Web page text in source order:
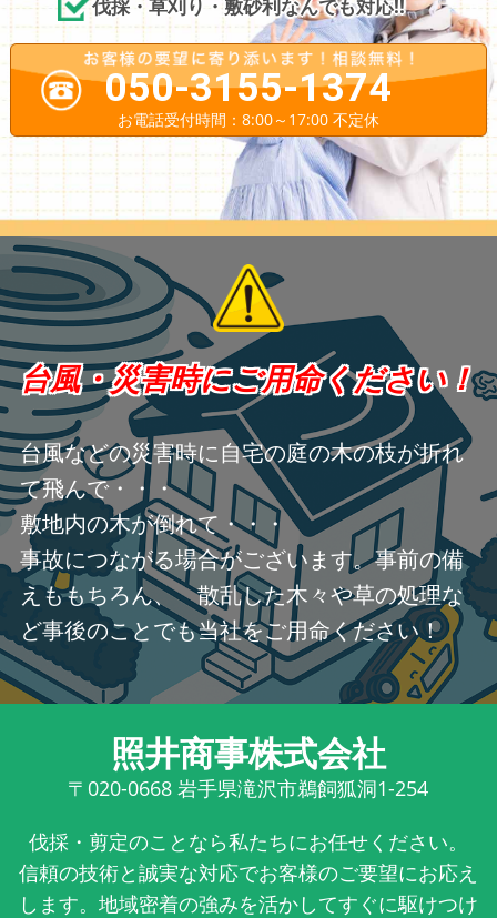
伐採・草刈り・敷砂利なんでも対応!!
050-3155-1374
お電話受付時間：8:00～17:00 不定休
台風・災害時にご用命ください！
台風などの災害時に自宅の庭の木の枝が折れ
て飛んで・・・
敷地内の木が倒れて・・・
事故につながる場合がございます。事前の備
えももちろん、 散乱した木々や草の処理な
ど事後のことでも当社をご用命ください！
照井商事株式会社
〒020-0668 岩手県滝沢市鵜飼狐洞1-254
伐採・剪定のことなら私たちにお任せください。
信頼の技術と誠実な対応でお客様のご要望にお応え
します。地域密着の強みを活かしてすぐに駆けつけ